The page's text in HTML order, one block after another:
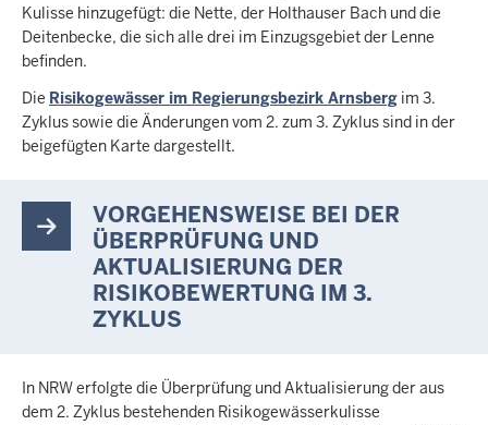
Kulisse hinzugefügt: die Nette, der Holthauser Bach und die
Deitenbecke, die sich alle drei im Einzugsgebiet der Lenne
befinden.
Die Risikogewässer im Regierungsbezirk Arnsberg im 3.
Zyklus sowie die Änderungen vom 2. zum 3. Zyklus sind in der
beigefügten Karte dargestellt.
VORGEHENSWEISE BEI DER
ÜBERPRÜFUNG UND
AKTUALISIERUNG DER
RISIKOBEWERTUNG IM 3.
ZYKLUS
In NRW erfolgte die Überprüfung und Aktualisierung der aus
dem 2. Zyklus bestehenden Risikogewässerkulisse